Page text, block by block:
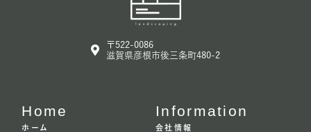
〒522-0086
滋賀県彦根市後三条町480-2
Home
ホーム
Information
会社情報